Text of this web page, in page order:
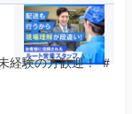
経験の方歓迎！ ＃